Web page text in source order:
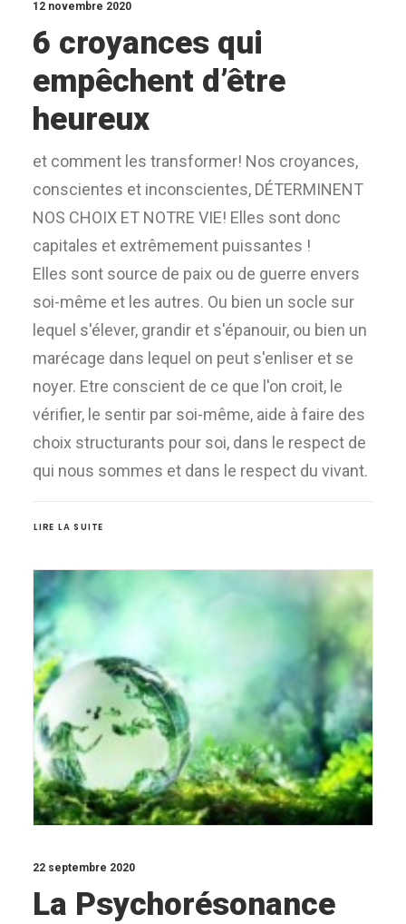
12 novembre 2020
6 croyances qui
empêchent d’être
heureux
et comment les transformer! Nos croyances,
conscientes et inconscientes, DÉTERMINENT
NOS CHOIX ET NOTRE VIE! Elles sont donc
capitales et extrêmement puissantes !
Elles sont source de paix ou de guerre envers
soi-même et les autres. Ou bien un socle sur
lequel s'élever, grandir et s'épanouir, ou bien un
marécage dans lequel on peut s'enliser et se
noyer. Etre conscient de ce que l'on croit, le
vérifier, le sentir par soi-même, aide à faire des
choix structurants pour soi, dans le respect de
qui nous sommes et dans le respect du vivant.
LIRE LA SUITE
22 septembre 2020
La Psychorésonance